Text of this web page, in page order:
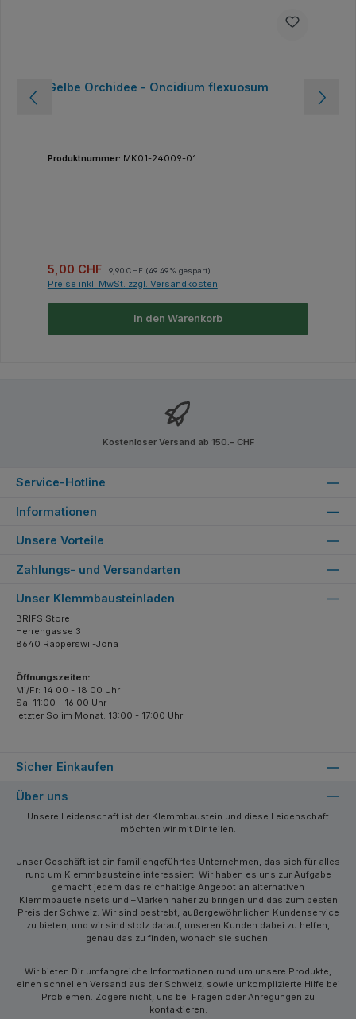
Gelbe Orchidee - Oncidium flexuosum
Produktnummer: MK01-24009-01
Verkaufspreis:
5,00 CHF 9,90 CHF (49.49% gespart)
Preise inkl. MwSt. zzgl. Versandkosten
In den Warenkorb
Kostenloser Versand ab 150.- CHF
Service-Hotline
Informationen
Unsere Vorteile
Zahlungs- und Versandarten
Sicher Einkaufen
Unser Klemmbausteinladen
BRIFS Store
Herrengasse 3
8640 Rapperswil-Jona
Öffnungszeiten:
Mi/Fr: 14:00 - 18:00 Uhr
Sa: 11:00 - 16:00 Uhr
letzter So im Monat: 13:00 - 17:00 Uhr
Über uns
Unsere Leidenschaft ist der Klemmbaustein und diese Leidenschaft
möchten wir mit Dir teilen.
Unser Geschäft ist ein familiengeführtes Unternehmen, das sich für alles
rund um Klemmbausteine interessiert. Wir haben es uns zur Aufgabe
gemacht jedem das reichhaltige Angebot an alternativen
Klemmbausteinsets und –Marken näher zu bringen und das zum besten
Preis der Schweiz. Wir sind bestrebt, außergewöhnlichen Kundenservice
zu bieten, und wir sind stolz darauf, unseren Kunden dabei zu helfen,
genau das zu finden, wonach sie suchen.
Wir bieten Dir umfangreiche Informationen rund um unsere Produkte,
einen schnellen Versand aus der Schweiz, sowie unkomplizierte Hilfe bei
Problemen. Zögere nicht, uns bei Fragen oder Anregungen zu
kontaktieren.